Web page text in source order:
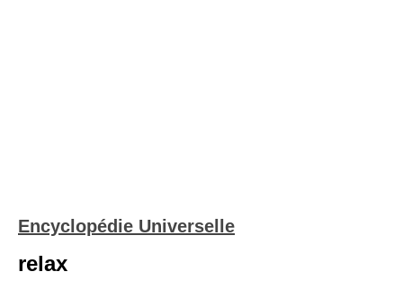
Encyclopédie Universelle
relax